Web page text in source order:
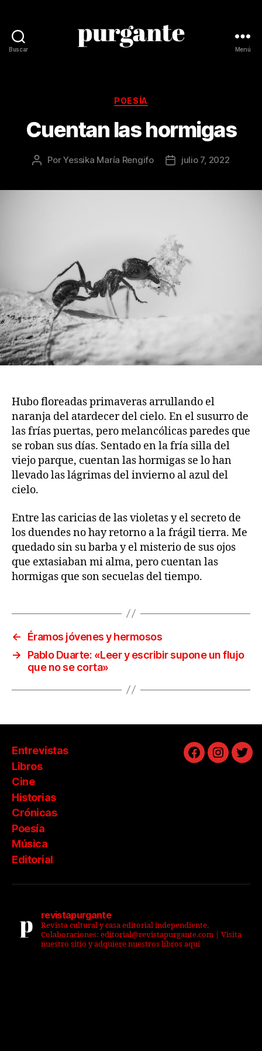
Buscar Menú
Categorías
POESÍA
Cuentan las hormigas
Autor
PorYessika María Rengifo
Fechajulio 7, 2022
Hubo floreadas primaveras arrullando el
naranja del atardecer del cielo. En el susurro de
las frías puertas, pero melancólicas paredes que
se roban sus días. Sentado en la fría silla del
viejo parque, cuentan las hormigas se lo han
llevado las lágrimas del invierno al azul del
cielo.
Entre las caricias de las violetas y el secreto de
los duendes no hay retorno a la frágil tierra. Me
quedado sin su barba y el misterio de sus ojos
que extasiaban mi alma, pero cuentan las
hormigas que son secuelas del tiempo.
←
Éramos jóvenes y hermosos
→
Pablo Duarte: «Leer y escribir supone un flujo
que no se corta»
Entrevistas
Libros
Cine
Historias
Crónicas
Poesía
Música
Editorial
Facebook
revistapurgante
Revista cultural y casa editorial independiente.
Colaboraciones: editorial@revistapurgante.com | Visita
nuestro sitio y adquiere nuestros libros aquí